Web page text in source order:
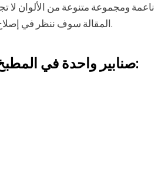
ناعمة ومجموعة متنوعة من الألوان لا
المقالة سوف ننظر في إصلاح خلاطات رافعة واحدة.
صنابير واحدة في المطبخ تأتي في نوعين: